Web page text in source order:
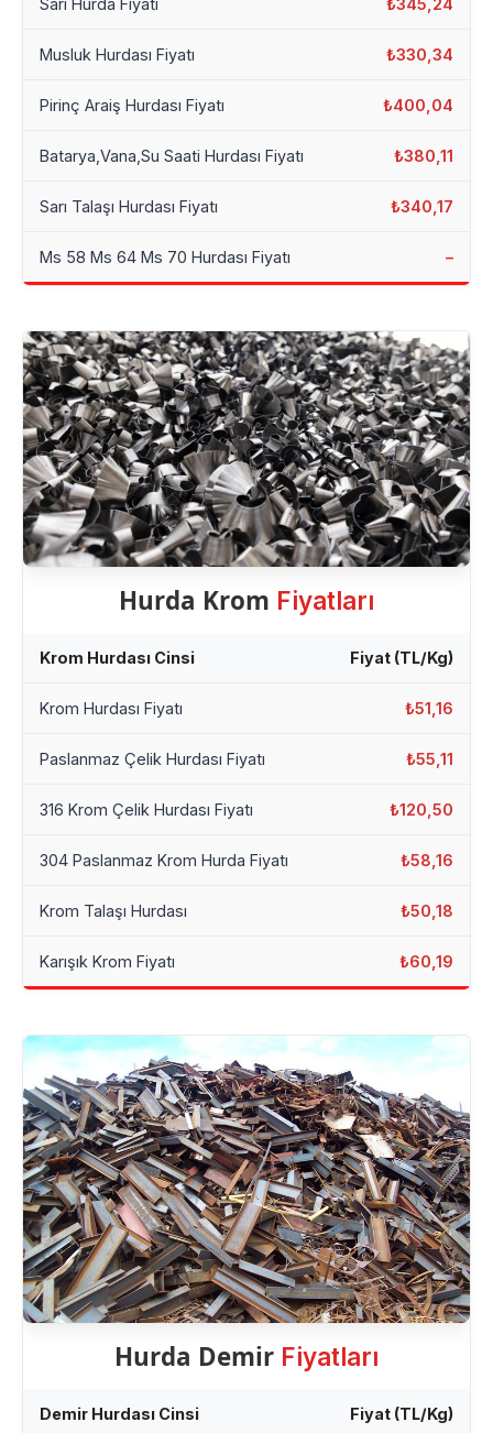
Musluk Hurdası Fiyatı ₺330,34
Pirinç Araiş Hurdası Fiyatı ₺400,04
Batarya,Vana,Su Saati Hurdası Fiyatı ₺380,11
Sarı Talaşı Hurdası Fiyatı ₺340,17
Ms 58 Ms 64 Ms 70 Hurdası Fiyatı –
Hurda Krom Fiyatları
Krom Hurdası Cinsi Fiyat (TL/Kg)
Krom Hurdası Fiyatı ₺51,16
Paslanmaz Çelik Hurdası Fiyatı ₺55,11
316 Krom Çelik Hurdası Fiyatı ₺120,50
304 Paslanmaz Krom Hurda Fiyatı ₺58,16
Krom Talaşı Hurdası ₺50,18
Karışık Krom Fiyatı ₺60,19
Hurda Demir Fiyatları
Demir Hurdası Cinsi Fiyat (TL/Kg)